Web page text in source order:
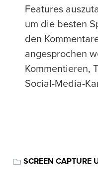
Features
um die besten
den
angesprochen
Kommentieren,
Social-Media-
SCREEN CAPTURE